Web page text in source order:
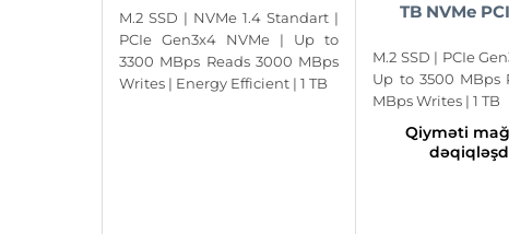
M.2 SSD | NVMe 1.4 Standart |
PCIe Gen3x4 NVMe | Up to
3300 MBps Reads 3000 MBps
Writes | Energy Efficient | 1 TB
TB NVMe
M.2 SSD | PCIe
Up to 3500 MBps
MBps Writes | 1 TB
Qiyməti